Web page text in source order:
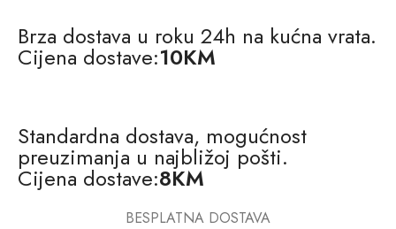
Brza dostava u roku 24h na kućna vrata.
Cijena dostave:10KM
Standardna dostava, mogućnost
preuzimanja u najbližoj pošti.
Cijena dostave:8KM
BESPLATNA DOSTAVA